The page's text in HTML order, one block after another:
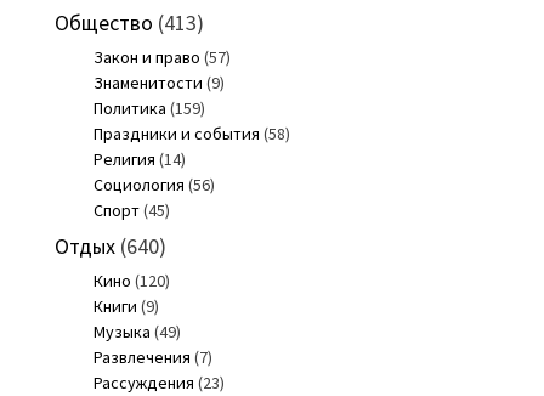
Общество (413)
Закон и право (57)
Знаменитости (9)
Политика (159)
Праздники и события (58)
Религия (14)
Социология (56)
Спорт(45)
Отдых(640)
Кино (120)
Книги (9)
Музыка (49)
Развлечения (7)
Рассуждения (23)